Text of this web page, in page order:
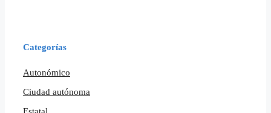
Categorías
Autonómico
Ciudad autónoma